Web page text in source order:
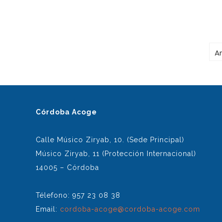
DE
ENTRADAS
Córdoba Acoge
Calle Músico Ziryab, 10. (Sede Principal)
Músico Ziryab, 11 (Protección Internacional)
14005 – Córdoba
Télefono: 957 23 08 38
Email: cordoba-acoge@cordoba-acoge.com